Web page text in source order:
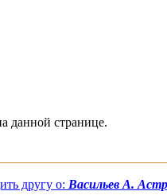
данной странице.
другу о: Васильев А.